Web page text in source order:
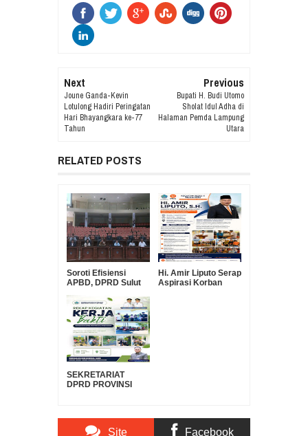
Next
Joune Ganda-Kevin
Lotulong Hadiri Peringatan
Hari Bhayangkara ke-77
Tahun
Previous
Bupati H. Budi Utomo
Sholat Idul Adha di
Halaman Pemda Lampung
Utara
RELATED POSTS
Soroti Efisiensi
APBD, DPRD Sulut
Suntikan Modal Rp30
Miliar ke Bank
SulutGo
Hi. Amir Liputo Serap
Aspirasi Korban
SEKRETARIAT
DPRD PROVINSI
WUJUDKAN
LINGKUNGAN
Site Facebook